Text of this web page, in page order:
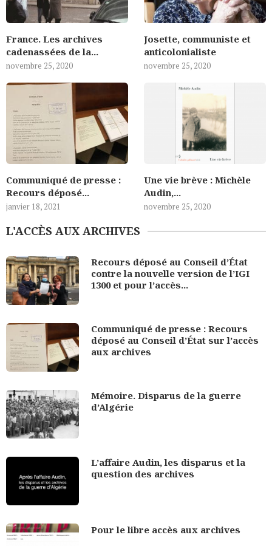
France. Les archives
cadenassées de la...
novembre 25, 2020
Josette, communiste et
anticolonialiste
novembre 25, 2020
Communiqué de presse :
Recours déposé...
janvier 18, 2021
Une vie brève : Michèle
Audin,...
novembre 25, 2020
L'ACCÈS AUX ARCHIVES
Recours déposé au Conseil d’État
contre la nouvelle version de l’IGI
1300 et pour l’accès...
Communiqué de presse : Recours
déposé au Conseil d’État sur l’accès
aux archives
Mémoire. Disparus de la guerre
d’Algérie
L’affaire Audin, les disparus et la
question des archives
Pour le libre accès aux archives